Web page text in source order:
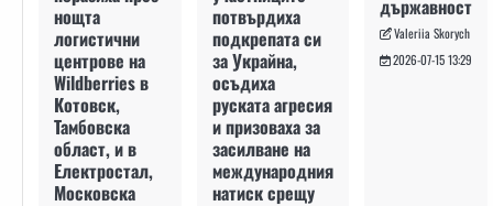
нощта
логистични
центрове на
Wildberries в
Котовск,
Тамбовска
област, и в
Електростал,
Московска
потвърдиха
подкрепата си
за Украйна,
осъдиха
руската агресия
и призоваха за
засилване на
международния
натиск срещу
държавност
Valeriia Skorych
2026-07-15 13:29